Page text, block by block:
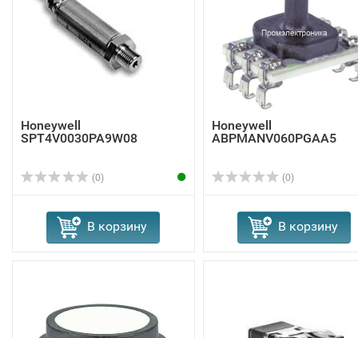
Honeywell
SPT4V0030PA9W08
(0)
В корзину
Honeywell
ABPMANV060PGAA5
(0)
В корзину